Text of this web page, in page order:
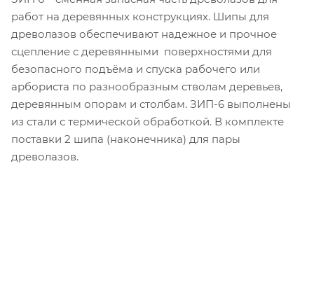
работ на деревянных конструкциях. Шипы для
древолазов обеспечивают надежное и прочное
сцепление с деревянными поверхностями для
безопасного подъёма и спуска рабочего или
арбориста по разнообразным стволам деревьев,
деревянным опорам и столбам. ЗИП-6 выполнены
из стали с термической обработкой. В комплекте
поставки 2 шипа (наконечника) для пары
древолазов.